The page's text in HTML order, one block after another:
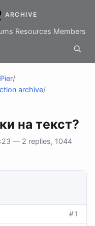
ARCHIVE
Resources Members
/
archive/
на текст?
— 2 replies, 1044
#1